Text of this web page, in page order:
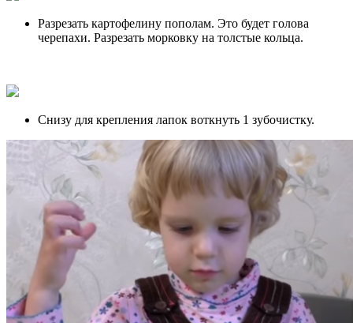
Разрезать картофелину пополам. Это будет голова
черепахи. Разрезать морковку на толстые кольца.
Снизу для крепления лапок воткнуть 1 зубочистку.